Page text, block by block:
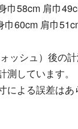
58cm 肩巾
60cm 肩巾
ッシュ）後の計
しています。
による誤差はあ